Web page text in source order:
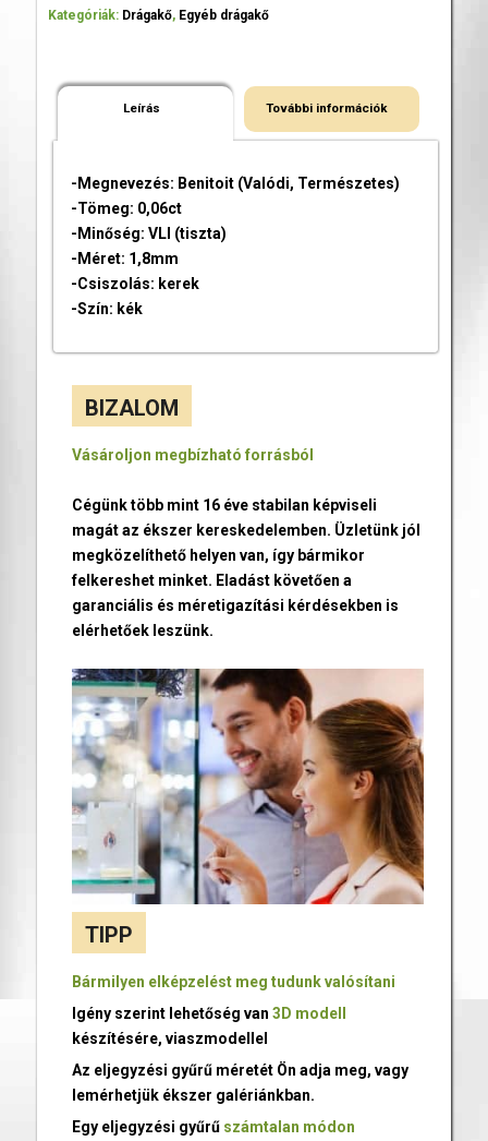
Kategóriák: Drágakő, Egyéb drágakő
Leírás További információk
-Megnevezés: Benitoit (Valódi, Természetes)
-Tömeg: 0,06ct
-Minőség: VLI (tiszta)
-Méret: 1,8mm
-Csiszolás: kerek
-Szín: kék
BIZALOM
Vásároljon megbízható forrásból
Cégünk több mint 16 éve stabilan képviseli
magát az ékszer kereskedelemben. Üzletünk jól
megközelíthető helyen van, így bármikor
felkereshet minket. Eladást követően a
garanciális és méretigazítási kérdésekben is
elérhetőek leszünk.
TIPP
Bármilyen elképzelést meg tudunk valósítani
Igény szerint lehetőség van 3D modell
készítésére, viaszmodellel
Az eljegyzési gyűrű méretét Ön adja meg, vagy
lemérhetjük ékszer galériánkban.
Egy eljegyzési gyűrű számtalan módon